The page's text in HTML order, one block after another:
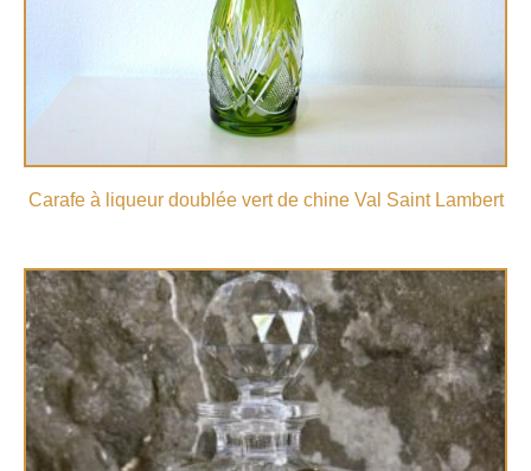
Carafe à liqueur doublée vert de chine Val Saint Lambert